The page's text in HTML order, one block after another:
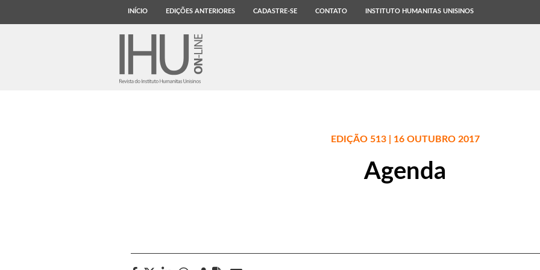
INÍCIO EDIÇÕES ANTERIORES CADASTRE-SE CONTATO INSTITUTO HUMANITAS UNISINOS
EDIÇÃO 513 | 16 OUTUBRO 2017
Agenda